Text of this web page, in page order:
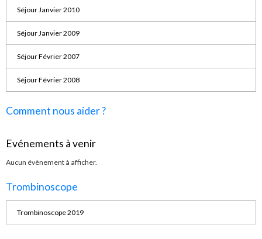
Séjour Janvier 2010
Séjour Janvier 2009
Séjour Février 2007
Séjour Février 2008
Comment nous aider ?
Evénements à venir
Aucun évènement à afficher.
Trombinoscope
Trombinoscope 2019